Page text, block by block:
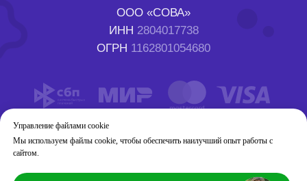
Управление файлами cookie
Мы используем файлы cookie, чтобы обеспечить наилучший опыт работы с
сайтом.